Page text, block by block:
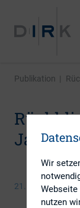
Publikation |
21. Oktober 2014
Wir
Webseite
nutzen